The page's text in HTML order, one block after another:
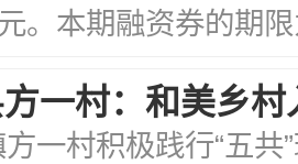
。本期融资券的期
一村：和美乡村
一村积极践行“五